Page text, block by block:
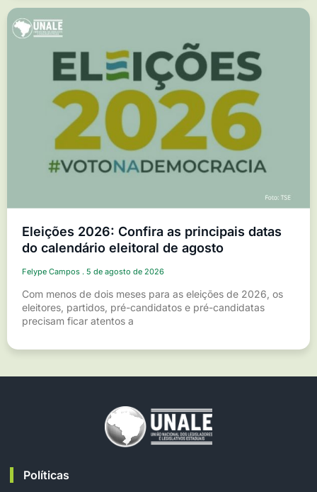
Eleições 2026: Confira as principais datas
do calendário eleitoral de agosto
Felype Campos 5 de agosto de 2026
Com menos de dois meses para as eleições de 2026, os
eleitores, partidos, pré-candidatos e pré-candidatas
precisam ficar atentos a
Políticas